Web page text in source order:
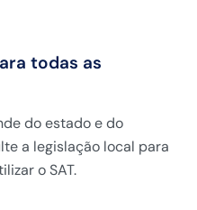
todas as
do estado e do
a legislação local para
o SAT.